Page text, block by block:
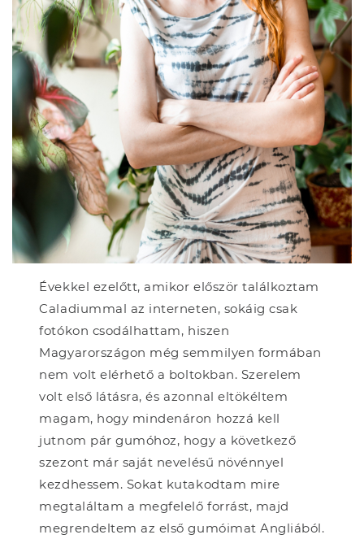
Évekkel ezelőtt, amikor először találkoztam
Caladiummal az interneten, sokáig csak
fotókon csodálhattam, hiszen
Magyarországon még semmilyen formában
nem volt elérhető a boltokban. Szerelem
volt első látásra, és azonnal eltökéltem
magam, hogy mindenáron hozzá kell
jutnom pár gumóhoz, hogy a következő
szezont már saját nevelésű növénnyel
kezdhessem. Sokat kutakodtam mire
megtaláltam a megfelelő forrást, majd
megrendeltem az első gumóimat Angliából.